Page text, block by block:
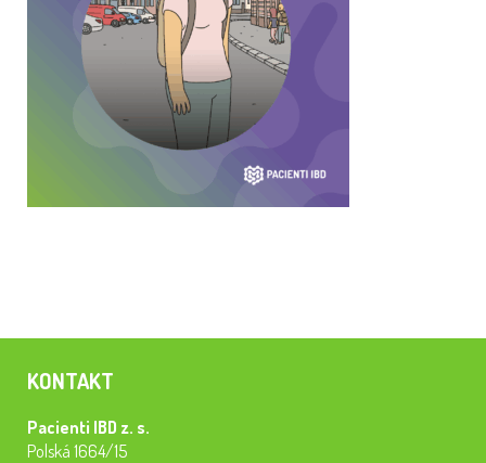
KONTAKT
Pacienti IBD z. s.
Polská 1664/15